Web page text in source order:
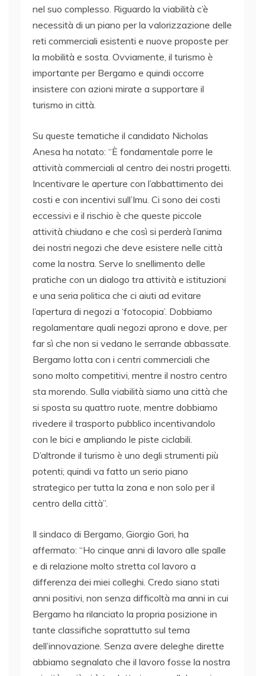
nel suo complesso. Riguardo la viabilità c’è
necessità di un piano per la valorizzazione delle
reti commerciali esistenti e nuove proposte per
la mobilità e sosta. Ovviamente, il turismo è
importante per Bergamo e quindi occorre
insistere con azioni mirate a supportare il
turismo in città.
Su queste tematiche il candidato Nicholas
Anesa ha notato: “È fondamentale porre le
attività commerciali al centro dei nostri progetti.
Incentivare le aperture con l’abbattimento dei
costi e con incentivi sull’Imu. Ci sono dei costi
eccessivi e il rischio è che queste piccole
attività chiudano e che così si perderà l’anima
dei nostri negozi che deve esistere nelle città
come la nostra. Serve lo snellimento delle
pratiche con un dialogo tra attività e istituzioni
e una seria politica che ci aiuti ad evitare
l’apertura di negozi a ‘fotocopia’. Dobbiamo
regolamentare quali negozi aprono e dove, per
far sì che non si vedano le serrande abbassate.
Bergamo lotta con i centri commerciali che
sono molto competitivi, mentre il nostro centro
sta morendo. Sulla viabilità siamo una città che
si sposta su quattro ruote, mentre dobbiamo
rivedere il trasporto pubblico incentivandolo
con le bici e ampliando le piste ciclabili.
D’altronde il turismo è uno degli strumenti più
potenti; quindi va fatto un serio piano
strategico per tutta la zona e non solo per il
centro della città”.
Il sindaco di Bergamo, Giorgio Gori, ha
affermato: “Ho cinque anni di lavoro alle spalle
e di relazione molto stretta col lavoro a
differenza dei miei colleghi. Credo siano stati
anni positivi, non senza difficoltà ma anni in cui
Bergamo ha rilanciato la propria posizione in
tante classifiche soprattutto sul tema
dell’innovazione. Senza avere deleghe dirette
abbiamo segnalato che il lavoro fosse la nostra